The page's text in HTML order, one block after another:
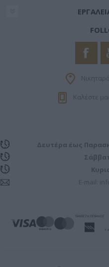
Καλέστε
Δευτέρα έως
E-mail: